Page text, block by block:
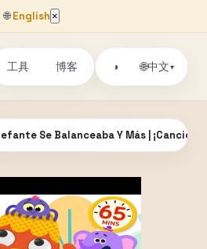
🌐English ×
工具 博客 ◑ 🌐中文▾
Se Balanceaba Y Más |